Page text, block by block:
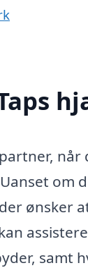
om
ønsker
samt